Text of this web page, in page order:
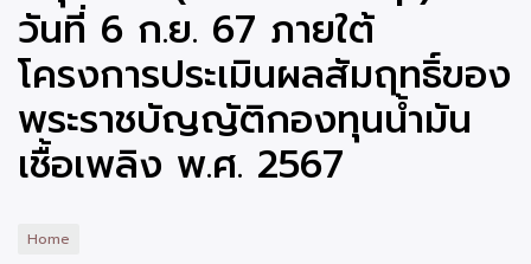
วันที่ 6 ก.ย. 67 ภายใต้
โครงการประเมินผลสัมฤทธิ์ของ
พระราชบัญญัติกองทุนน้ำมัน
เชื้อเพลิง พ.ศ. 2567
Home